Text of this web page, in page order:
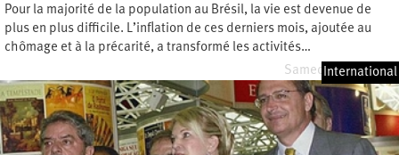
Pour la majorité de la population au Brésil, la vie est devenue de
plus en plus difficile. L’inflation de ces derniers mois, ajoutée au
chômage et à la précarité, a transformé les activités…
Samedi 9 avril 2022
International